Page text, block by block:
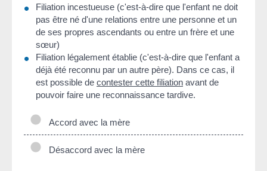
Filiation incestueuse (c'est-à-dire que l'enfant ne doit
pas être né d'une relations entre une personne et un
de ses propres ascendants ou entre un frère et une
sœur)
Filiation légalement établie (c'est-à-dire que l'enfant a
déjà été reconnu par un autre père). Dans ce cas, il
est possible de contester cette filiation avant de
pouvoir faire une reconnaissance tardive.
Accord avec la mère
Désaccord avec la mère